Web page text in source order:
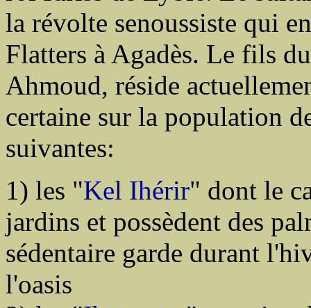
la révolte senoussiste qui
Flatters à Agadès. Le fils
Ahmoud, réside
certaine sur la population
suivantes:
1) les "Kel Ihérir" dont le
jardins et possèdent des
sédentaire garde durant
l'oasis